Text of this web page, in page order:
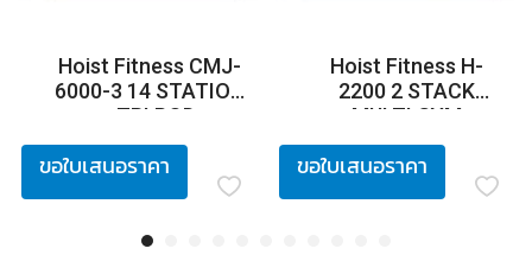
Hoist Fitness CMJ-
6000-3 14 STATION
- TRI POD
ขอใบเสนอราคา
Hoist Fitness H-
2200 2 STACK
MULTI GYM
ขอใบเสนอราคา